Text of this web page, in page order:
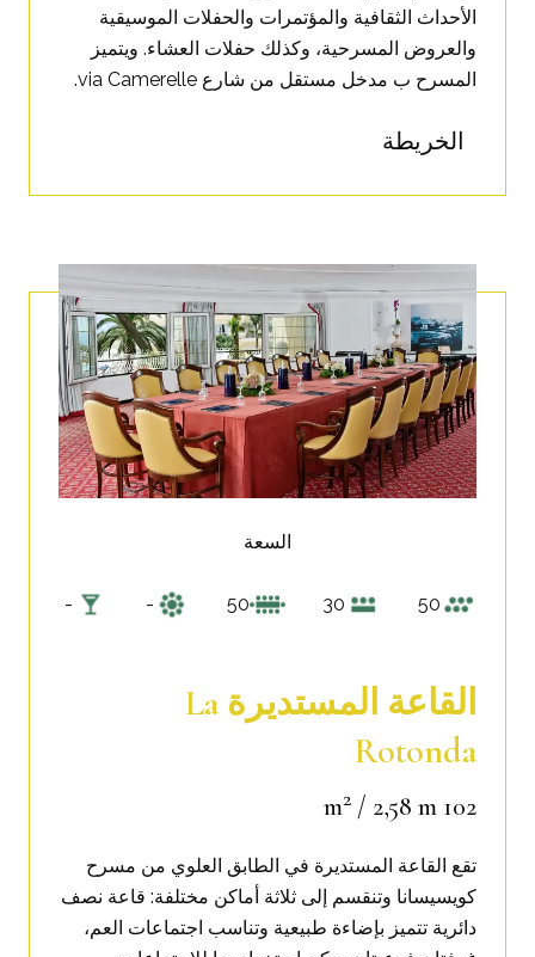
الأحداث الثقافية والمؤتمرات والحفلات الموسيقية
والعروض المسرحية، وكذلك حفلات العشاء. ويتميز
المسرح ب مدخل مستقل من شارع via Camerelle
.
الخريطة
القاعة المستديرة La
Rotonda
102 m
2 / 2,58 m
تقع القاعة المستديرة في الطابق العلوي من مسرح
كويسيسانا وتنقسم إلى ثلاثة أماكن مختلفة: قاعة نصف
دائرية تتميز بإضاءة طبيعية وتناسب اجتماعات العم،
السعة
50
30
50
-
-